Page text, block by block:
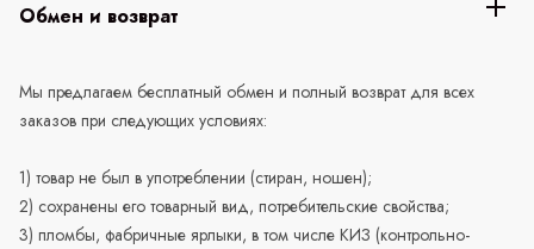
Обмен и возврат
Мы предлагаем бесплатный обмен и полный возврат для всех
заказов при следующих условиях:
1) товар не был в употреблении (стиран, ношен);
2) сохранены его товарный вид, потребительские свойства;
3) пломбы, фабричные ярлыки, в том числе КИЗ (контрольно-